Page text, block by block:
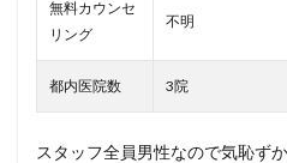
無料カウンセ
リング
不明
都内医院数 3院
スタッフ全員男性なので気恥ず